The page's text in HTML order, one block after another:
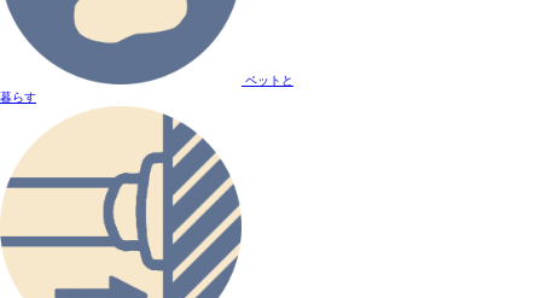
ペットと
暮らす